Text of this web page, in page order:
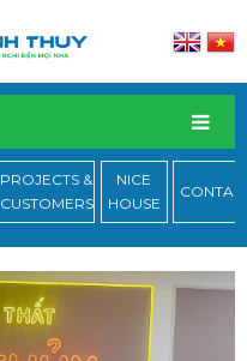
PROJECTS &
CUSTOMERS
NICE
HOUSE